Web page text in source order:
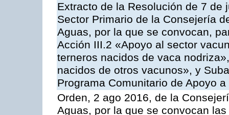
Extracto de la Resolución de 7
Sector Primario de la Consejería
Aguas, por la que se convocan,
Acción III.2 «Apoyo al sector
terneros nacidos de vaca
nacidos de otros vacunos», y
Programa Comunitario de Apoyo
Orden, 2 ago 2016, de la
Aguas, por la que se convocan